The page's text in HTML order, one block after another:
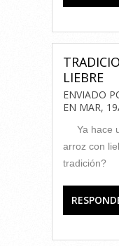
LIEBRE
ENVIADO
EN MAR,
Ya hace
arroz con
tradición?